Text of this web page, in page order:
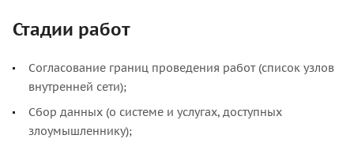
Стадии работ
Согласование границ проведения работ (список узлов
внутренней сети);
Сбор данных (о системе и услугах, доступных
злоумышленнику);